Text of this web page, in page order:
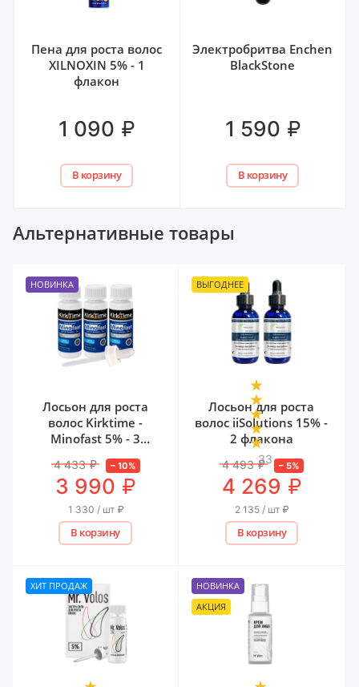
Пена для роста волос
XILNOXIN 5% - 1
флакон
1 090 ₽
В корзину
Электробритва Enchen
BlackStone
1 590 ₽
В корзину
Альтернативные товары
НОВИНКА
Лосьон для роста
волос Kirktime -
Minofast 5% - 3
4 433 ₽ – 10%
3 990 ₽
1 330 / шт ₽
В корзину
ВЫГОДНЕЕ
33
Лосьон для роста
волос iiSolutions 15% -
2 флакона
4 493 ₽ – 5%
4 269 ₽
2 135 / шт ₽
В корзину
ХИТ ПРОДАЖ
НОВИНКА
АКЦИЯ